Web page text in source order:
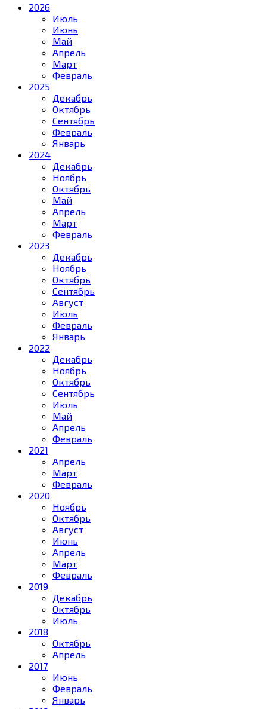
2026
Июль
Июнь
Май
Апрель
Март
Февраль
2025
Декабрь
Октябрь
Сентябрь
Февраль
Январь
2024
Декабрь
Ноябрь
Октябрь
Май
Апрель
Март
Февраль
2023
Декабрь
Ноябрь
Октябрь
Сентябрь
Август
Июль
Февраль
Январь
2022
Декабрь
Ноябрь
Октябрь
Сентябрь
Июль
Май
Апрель
Февраль
2021
Апрель
Март
Февраль
2020
Ноябрь
Октябрь
Август
Июнь
Апрель
Март
Февраль
2019
Декабрь
Октябрь
Июль
2018
Октябрь
Апрель
2017
Июнь
Февраль
Январь